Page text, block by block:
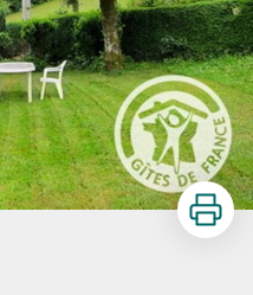
Imprimer